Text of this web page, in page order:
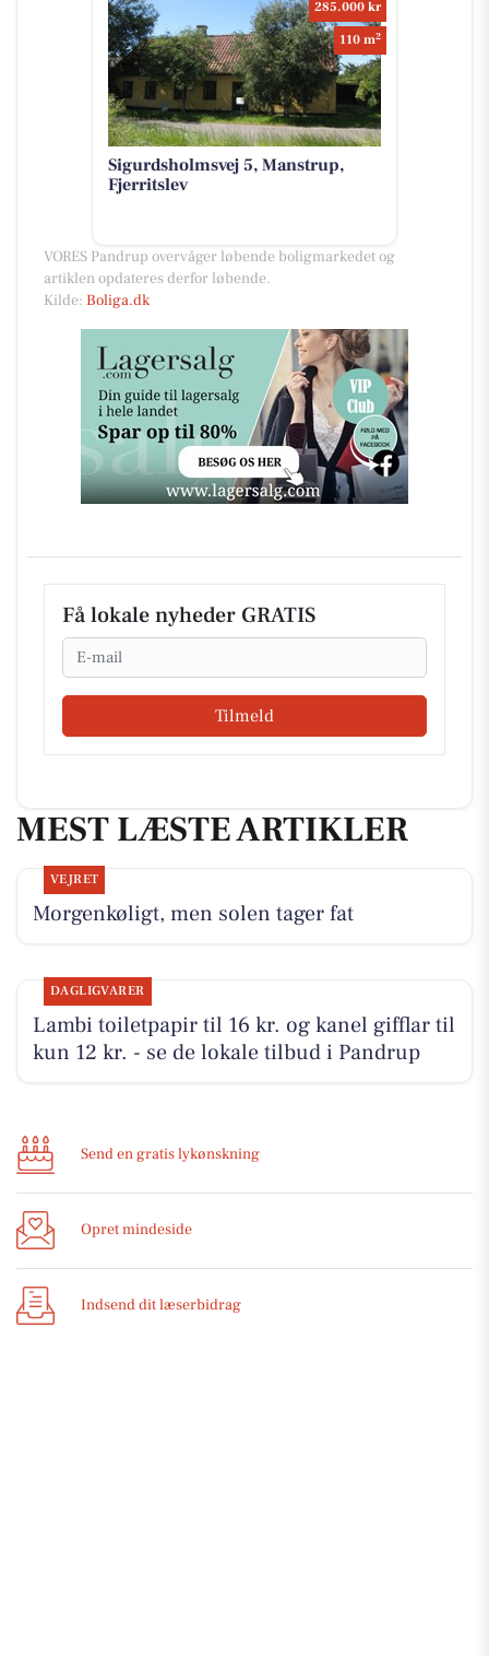
285.000 kr
110 m2
Sigurdsholmsvej 5, Manstrup,
Fjerritslev
VORES Pandrup overvåger løbende boligmarkedet og
artiklen opdateres derfor løbende.
Kilde: Boliga.dk
Få lokale nyheder GRATIS
Email
Tilmeld
MEST LÆSTE ARTIKLER
VEJRET
Morgenkøligt, men solen tager fat
DAGLIGVARER
Lambi toiletpapir til 16 kr. og kanel gifflar til
kun 12 kr. - se de lokale tilbud i Pandrup
Send en gratis lykønskning
Opret mindeside
Indsend dit læserbidrag